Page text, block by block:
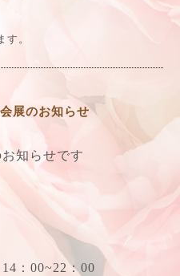
。
展のお知らせ
知らせです
14 ： 00~22 ： 00